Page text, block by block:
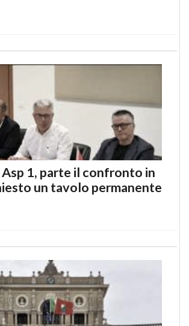
Asp 1, parte il confronto in
un tavolo permanente